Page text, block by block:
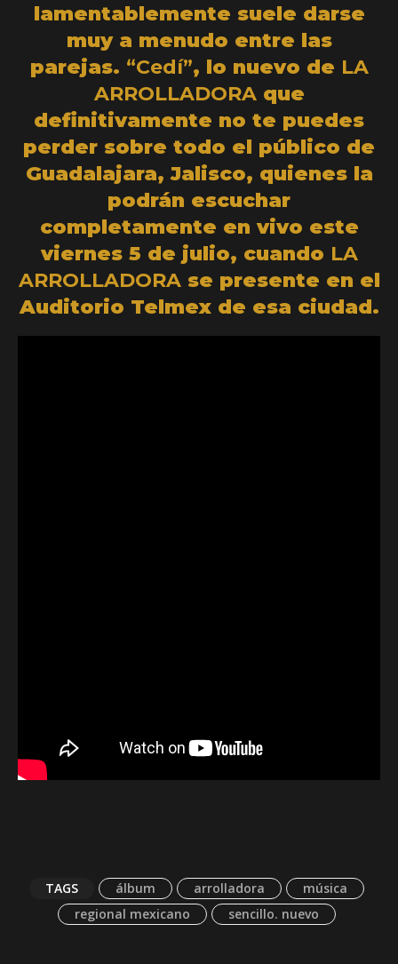
lamentablemente suele darse
muy a menudo entre las
parejas. “Cedí”, lo nuevo de LA
ARROLLADORAque
definitivamente no te puedes
perder sobre todo el público de
Guadalajara, Jalisco, quienes la
podrán escuchar
completamente en vivo este
viernes 5 de julio, cuando LA
ARROLLADORAse presente en el
Auditorio Telmex de esa ciudad.
TAGS álbum arrolladora
música
regional mexicano
sencillo. nuevo